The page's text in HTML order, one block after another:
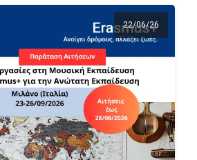
22/06/26